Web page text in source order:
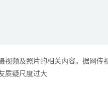
频及照片的相关内容。据网传
质疑尺度过大